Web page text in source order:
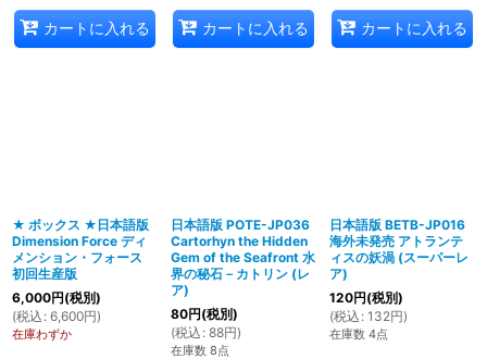
カートに入れる カートに入れる カートに入れる
★ ボックス ★日本語版
Dimension Force ディ
メンション・フォース
初回生産版
6,000円(税別)
(税込 : 6,600円)
在庫わずか
日本語版 POTE-JP036
Cartorhyn the Hidden
Gem of the Seafront 水
界の秘石－カトリン (レ
ア)
80円(税別)
(税込 : 88円)
在庫数 8点
日本語版 BETB-JP016
海外未発売 アトランテ
ィスの妖渦 (スーパーレ
ア)
120円(税別)
(税込 : 132円)
在庫数 4点